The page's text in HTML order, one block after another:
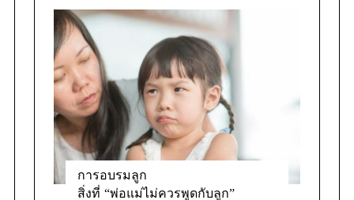
การอบรมลูก
สิ่งที่ “พ่อแม่ไม่ควรพูดกับลูก”